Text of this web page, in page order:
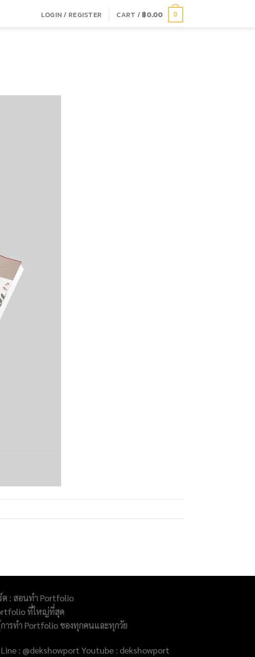
LOGIN / REGISTER CART /฿0.00 0
ต : สอนทำ Portfolio
ที่ใหญ่ที่สุด
ารทำ Portfolio ของทุกคนและทุกวัย
: @dekshowport Youtube : dekshowport